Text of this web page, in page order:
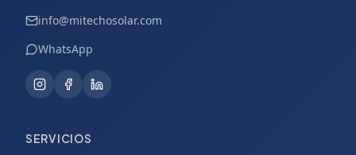
info@mitechosolar.com
WhatsApp
SERVICIOS